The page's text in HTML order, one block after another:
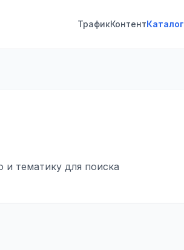
ТрафикКонтентКаталог
и тематику для поиска